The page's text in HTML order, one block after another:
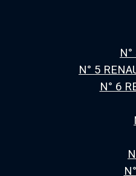
N° 5
N° 6